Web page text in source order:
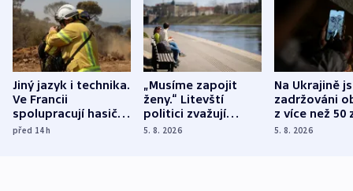
Jiný jazyk i technika.
Ve Francii
spolupracují hasiči z
různých zemí
před 14h
„Musíme zapojit
ženy.“ Litevští
politici zvažují
dohodu o
5. 8. 2026
Na Ukrajině
zadržováni
z více než 50
Bojovali na
5. 8. 2026